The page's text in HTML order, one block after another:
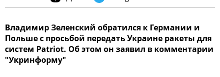
Владимир Зеленский обратился к Германии и
Польше с просьбой передать Украине ракеты для
систем Patriot. Об этом он заявил в комментарии
"Укринформу"